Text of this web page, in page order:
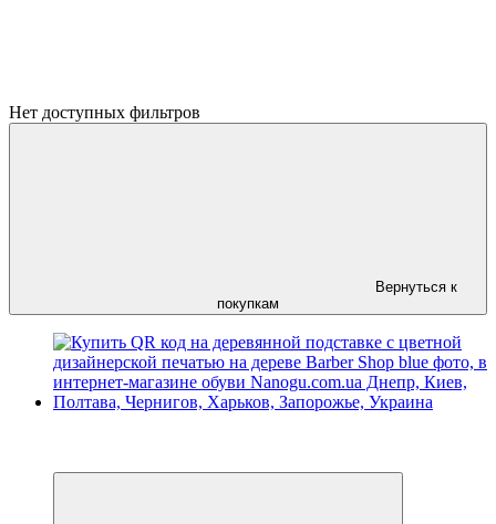
Нет доступных фильтров
Вернуться к
покупкам